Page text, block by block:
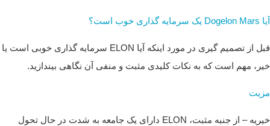
آیا Dogelon Mars یک سرمایه گذاری خوب است؟
قبل از تصمیم گیری در مورد اینکه آیا ELON سرمایه گذاری خوبی است یا
خیر، مهم است که به نکات کلیدی مثبت و منفی آن نگاهی بیندازید.
مزیت
خیریه – از جنبه مثبت، ELON دارای یک جامعه به شدت در حال تحول